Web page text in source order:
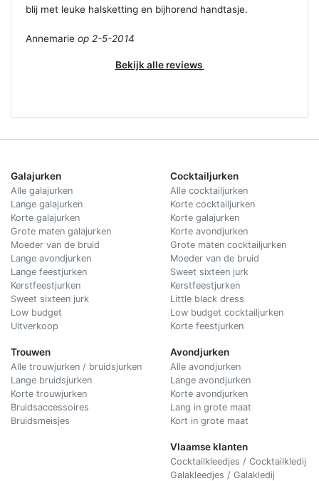
blij met leuke halsketting en bijhorend handtasje.
Annemarie op 2-5-2014
Bekijk alle reviews
Galajurken
Alle galajurken
Lange galajurken
Korte galajurken
Grote maten galajurken
Moeder van de bruid
Lange avondjurken
Lange feestjurken
Kerstfeestjurken
Sweet sixteen jurk
Low budget
Uitverkoop
Trouwen
Alle trouwjurken / bruidsjurken
Lange bruidsjurken
Korte trouwjurken
Bruidsaccessoires
Bruidsmeisjes
Cocktailjurken
Alle cocktailjurken
Korte cocktailjurken
Korte galajurken
Korte avondjurken
Grote maten cocktailjurken
Moeder van de bruid
Sweet sixteen jurk
Kerstfeestjurken
Little black dress
Low budget cocktailjurken
Korte feestjurken
Avondjurken
Alle avondjurken
Lange avondjurken
Korte avondjurken
Lang in grote maat
Kort in grote maat
Vlaamse klanten
Cocktailkleedjes / Cocktailkledij
Galakleedjes / Galakledij